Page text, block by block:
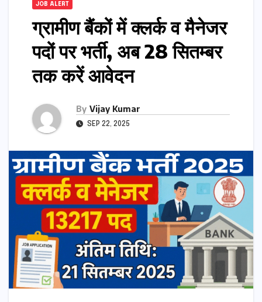
JOB ALERT
ग्रामीण बैंकों में क्लर्क व मैनेजर
पदों पर भर्ती, अब 28 सितम्बर
तक करें आवेदन
By Vijay Kumar
SEP 22, 2025